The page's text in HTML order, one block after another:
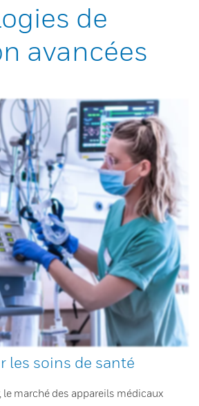
de
avancées
les soins de santé
le marché des appareils médicaux